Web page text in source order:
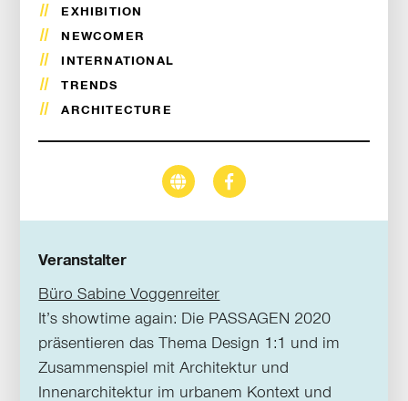
EXHIBITION
NEWCOMER
INTERNATIONAL
TRENDS
ARCHITECTURE
Veranstalter
Büro Sabine Voggenreiter
It’s showtime again: Die PASSAGEN 2020
präsentieren das Thema Design 1:1 und im
Zusammenspiel mit Architektur und
Innenarchitektur im urbanem Kontext und